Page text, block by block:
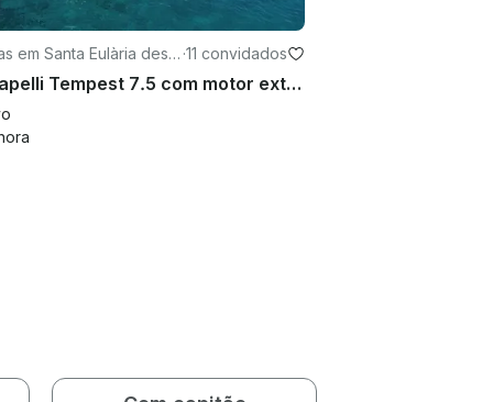
em Santa Eulària des R ·11 convidados
Rib Capelli Tempest 7.5 com motor externo de 250 Hp em Santa Eulària des Riu